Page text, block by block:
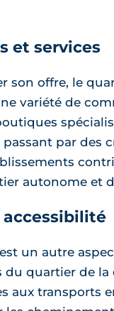
et services
son offre, le
variété de
par des
autonome et
un autre
quartier de la
aux transports